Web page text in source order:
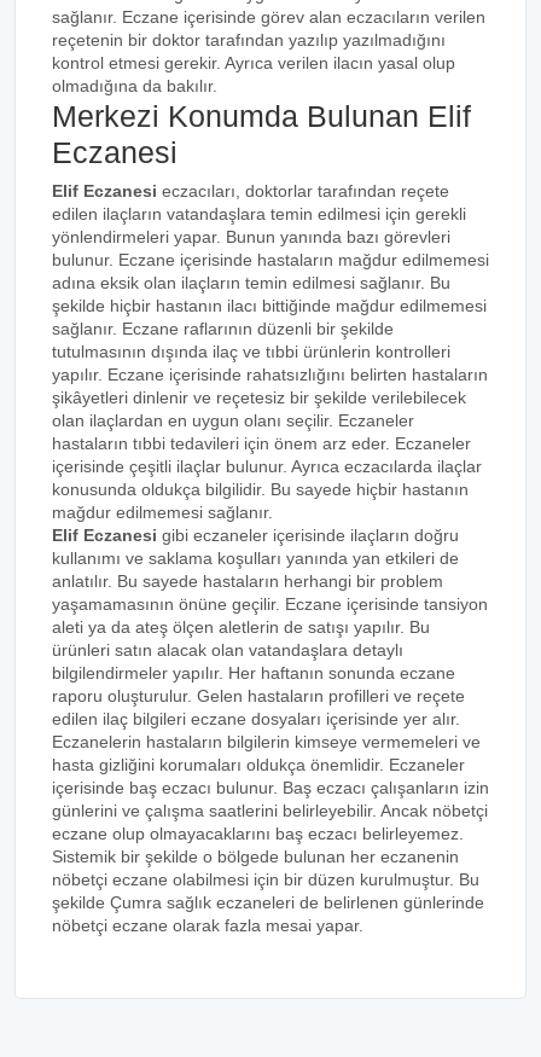
sağlanır. Eczane içerisinde görev alan eczacıların verilen
reçetenin bir doktor tarafından yazılıp yazılmadığını
kontrol etmesi gerekir. Ayrıca verilen ilacın yasal olup
olmadığına da bakılır.
Merkezi Konumda Bulunan Elif
Eczanesi
Elif Eczanesi eczacıları, doktorlar tarafından reçete
edilen ilaçların vatandaşlara temin edilmesi için gerekli
yönlendirmeleri yapar. Bunun yanında bazı görevleri
bulunur. Eczane içerisinde hastaların mağdur edilmemesi
adına eksik olan ilaçların temin edilmesi sağlanır. Bu
şekilde hiçbir hastanın ilacı bittiğinde mağdur edilmemesi
sağlanır. Eczane raflarının düzenli bir şekilde
tutulmasının dışında ilaç ve tıbbi ürünlerin kontrolleri
yapılır. Eczane içerisinde rahatsızlığını belirten hastaların
şikâyetleri dinlenir ve reçetesiz bir şekilde verilebilecek
olan ilaçlardan en uygun olanı seçilir. Eczaneler
hastaların tıbbi tedavileri için önem arz eder. Eczaneler
içerisinde çeşitli ilaçlar bulunur. Ayrıca eczacılarda ilaçlar
konusunda oldukça bilgilidir. Bu sayede hiçbir hastanın
mağdur edilmemesi sağlanır.
Elif Eczanesi gibi eczaneler içerisinde ilaçların doğru
kullanımı ve saklama koşulları yanında yan etkileri de
anlatılır. Bu sayede hastaların herhangi bir problem
yaşamamasının önüne geçilir. Eczane içerisinde tansiyon
aleti ya da ateş ölçen aletlerin de satışı yapılır. Bu
ürünleri satın alacak olan vatandaşlara detaylı
bilgilendirmeler yapılır. Her haftanın sonunda eczane
raporu oluşturulur. Gelen hastaların profilleri ve reçete
edilen ilaç bilgileri eczane dosyaları içerisinde yer alır.
Eczanelerin hastaların bilgilerin kimseye vermemeleri ve
hasta gizliğini korumaları oldukça önemlidir. Eczaneler
içerisinde baş eczacı bulunur. Baş eczacı çalışanların izin
günlerini ve çalışma saatlerini belirleyebilir. Ancak nöbetçi
eczane olup olmayacaklarını baş eczacı belirleyemez.
Sistemik bir şekilde o bölgede bulunan her eczanenin
nöbetçi eczane olabilmesi için bir düzen kurulmuştur. Bu
şekilde Çumra sağlık eczaneleri de belirlenen günlerinde
nöbetçi eczane olarak fazla mesai yapar.